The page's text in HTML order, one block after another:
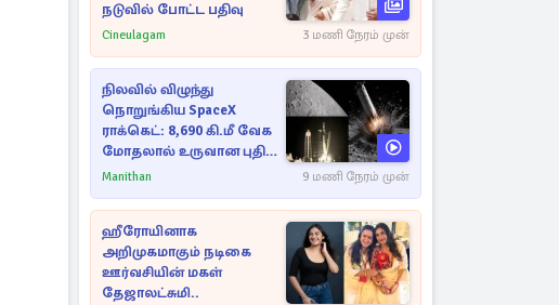
நடுவில் போட்ட பதிவு
Cineulagam 3 மணி நேரம் முன்
நிலவில் விழுந்து
நொறுங்கிய SpaceX
ராக்கெட்: 8,690 கி.மீ வேக
மோதலால் உருவான புதிய
பள்ளம்!
Manithan 9 மணி நேரம் முன்
ஹீரோயினாக
அறிமுகமாகும் நடிகை
ஊர்வசியின் மகள்
தேஜாலட்சுமி..